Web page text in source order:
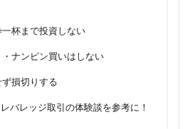
一杯まで投資しない
・ナンピン買いはしない
ず損切りする
バレッジ取引の体験談を参考に！